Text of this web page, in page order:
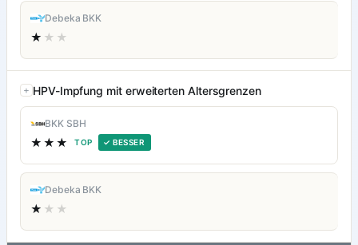
Debeka BKK
★ ★★
HPV-Impfung mit erweiterten Altersgrenzen
BKK SBH
★★★ TOP ✓ BESSER
Debeka BKK
★ ★★